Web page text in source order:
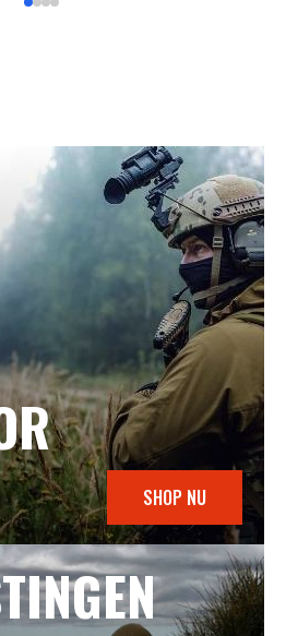
SHOP NU